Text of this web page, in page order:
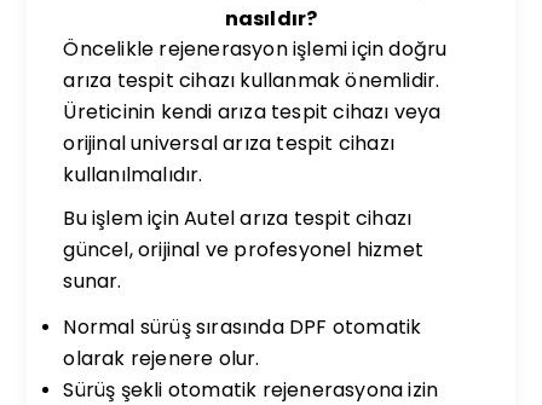
nasıldır?
Öncelikle rejenerasyon işlemi için doğru
arıza tespit cihazı kullanmak önemlidir.
Üreticinin kendi arıza tespit cihazı veya
orijinal universal arıza tespit cihazı
kullanılmalıdır.
Bu işlem için Autel arıza tespit cihazı
güncel, orijinal ve profesyonel hizmet
sunar.
Normal sürüş sırasında DPF otomatik
olarak rejenere olur.
Sürüş şekli otomatik rejenerasyona izin